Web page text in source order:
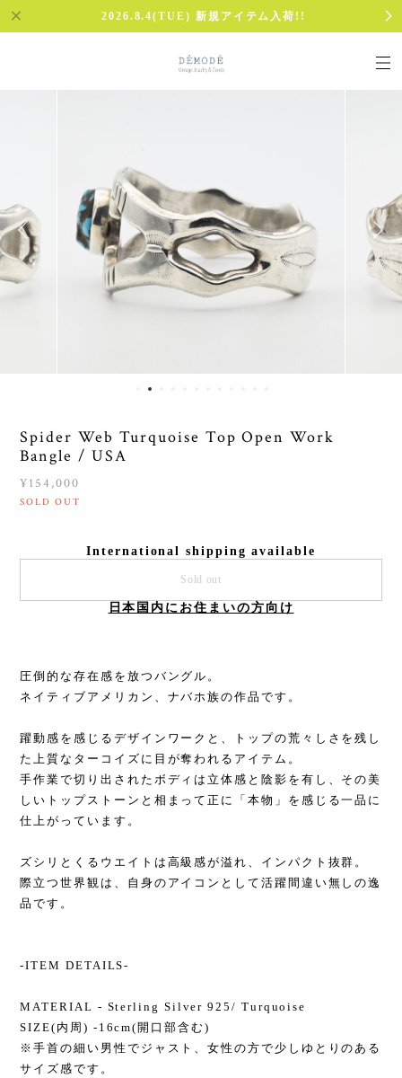
2026.8.4(TUE) 新規アイテム入荷!!
Spider Web Turquoise Top Open Work
Bangle / USA
¥154,000
SOLD OUT
International shipping available
Sold out
日本国内にお住まいの方向け
圧倒的な存在感を放つバングル。
ネイティブアメリカン、ナバホ族の作品です。
躍動感を感じるデザインワークと、トップの荒々しさを残し
た上質なターコイズに目が奪われるアイテム。
手作業で切り出されたボディは立体感と陰影を有し、その美
しいトップストーンと相まって正に「本物」を感じる一品に
仕上がっています。
ズシリとくるウエイトは高級感が溢れ、インパクト抜群。
際立つ世界観は、自身のアイコンとして活躍間違い無しの逸
品です。
-ITEM DETAILS-
MATERIAL - Sterling Silver 925/ Turquoise
SIZE(内周) -16cm(開口部含む)
※手首の細い男性でジャスト、女性の方で少しゆとりのある
サイズ感です。